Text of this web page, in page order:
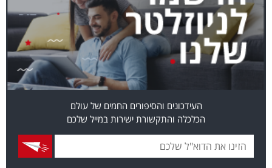
העידכונים והסיפורים החמים של עולם
הכלכלה והתקשורת ישירות במייל שלכם